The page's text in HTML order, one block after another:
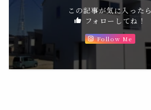
この記事が気に入ったら
フォローしてね！
Follow Me